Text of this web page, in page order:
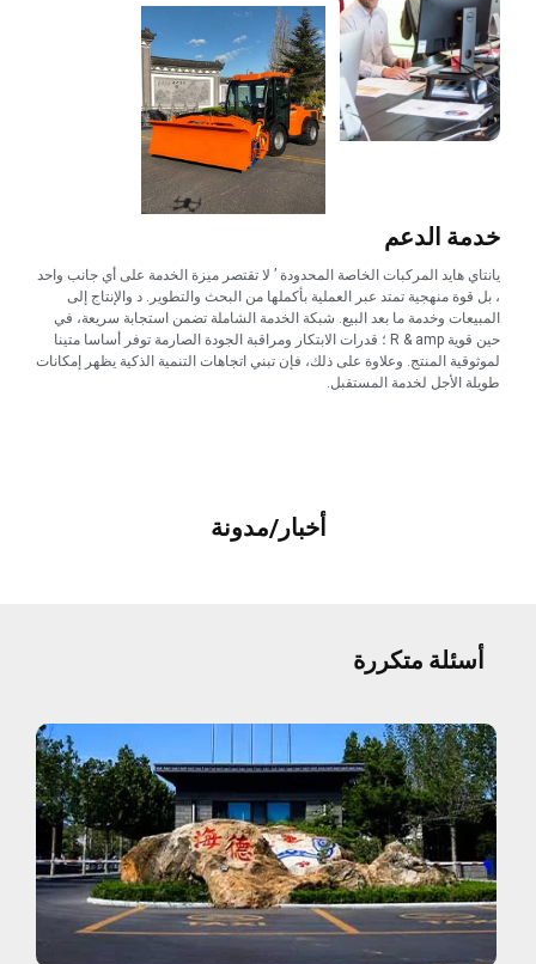
خدمة الدعم
يانتاي هايد المركبات الخاصة المحدودة ’ لا تقتصر ميزة الخدمة على أي جانب واحد
، بل قوة منهجية تمتد عبر العملية بأكملها من البحث والتطوير. د والإنتاج إلى
المبيعات وخدمة ما بعد البيع. شبكة الخدمة الشاملة تضمن استجابة سريعة، في
حين قوية R & amp ؛ قدرات الابتكار ومراقبة الجودة الصارمة توفر أساسا متينا
لموثوقية المنتج. وعلاوة على ذلك، فإن تبني اتجاهات التنمية الذكية يظهر إمكانات
طويلة الأجل لخدمة المستقبل.
أخبار/مدونة
أسئلة متكررة